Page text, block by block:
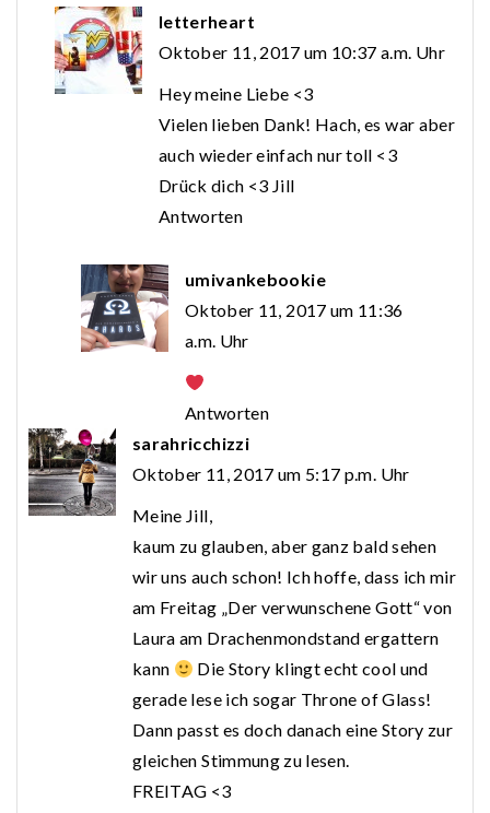
letterheart
Oktober 11, 2017 um 10:37 a.m. Uhr
Hey meine Liebe <3
Vielen lieben Dank! Hach, es war aber
auch wieder einfach nur toll <3
Drück dich <3 Jill
Antworten
umivankebookie
Oktober 11, 2017 um 11:36
a.m. Uhr
Antworten
sarahricchizzi
Oktober 11, 2017 um 5:17 p.m. Uhr
Meine Jill,
kaum zu glauben, aber ganz bald sehen
wir uns auch schon! Ich hoffe, dass ich mir
am Freitag „Der verwunschene Gott“ von
Laura am Drachenmondstand ergattern
kann
Die Story klingt echt cool und
gerade lese ich sogar Throne of Glass!
Dann passt es doch danach eine Story zur
gleichen Stimmung zu lesen.
FREITAG <3